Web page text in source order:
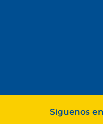
Síguenos